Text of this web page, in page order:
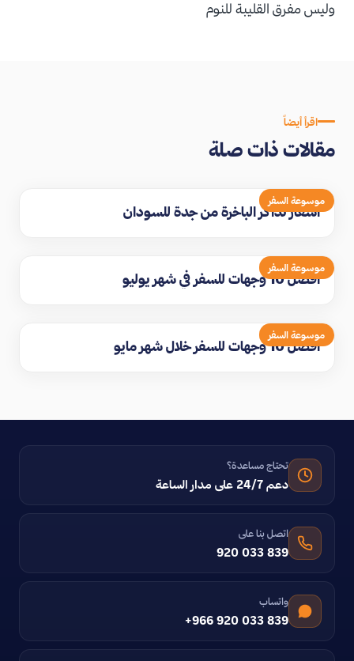
وليس مفرق القليبة للنوم
اقرأ أيضاً
مقالات ذات صلة
موسوعة السفر
اسعار تذاكر الباخرة من جدة للسودان
موسوعة السفر
افضل 10 وجهات للسفر في شهر يوليو
موسوعة السفر
افضل 10 وجهات للسفر خلال شهر مايو
تحتاج مساعدة؟
دعم 24/7 على مدار الساعة
اتصل بنا على
920 033 839
واتساب
+966 920 033 839